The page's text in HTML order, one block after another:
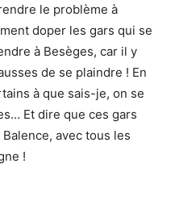
le problème à
doper les gars qui se
à Besèges, car il y
de se plaindre ! En
à que sais-je, on se
Et dire que ces gars
avec tous les
!